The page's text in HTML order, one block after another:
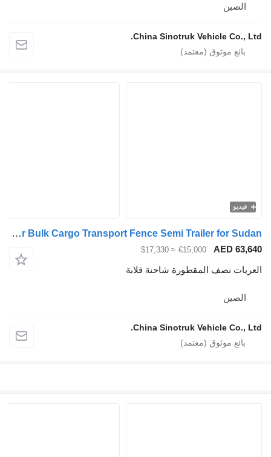
الصين
China Sinotruk Vehicle Co.,
فيديو
ZW-Trailer Bulk Cargo Transport Fence Semi Trailer for Sudan
AED
€15,000
≈ $17,330
نصف المقطورة شاحنة قلابة
الصين
China Sinotruk Vehicle Co.,